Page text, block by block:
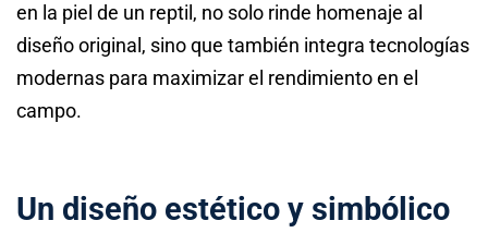
en la piel de un reptil, no solo rinde homenaje al
diseño original, sino que también integra tecnologías
modernas para maximizar el rendimiento en el
campo.
Un diseño estético y simbólico